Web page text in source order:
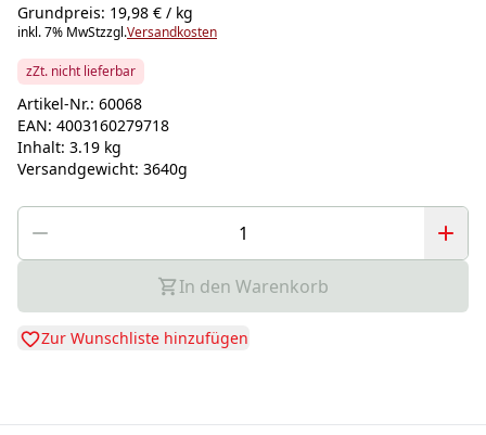
Grundpreis: 19,98 € / kg
inkl. 7% MwStzzgl.Versandkosten
zZt. nicht lieferbar
Artikel-Nr.: 60068
EAN: 4003160279718
Inhalt: 3.19 kg
Versandgewicht: 3640g
In den Warenkorb
Zur Wunschliste hinzufügen